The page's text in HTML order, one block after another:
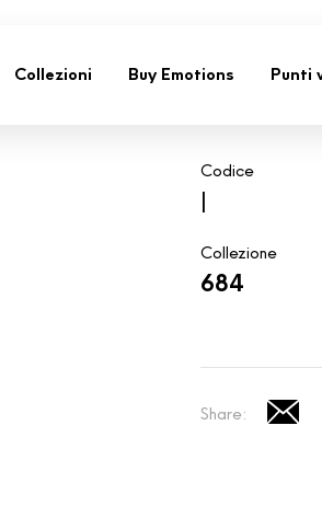
Collezioni Buy Emotions Punti
Codice
|
Collezione
684
Share: